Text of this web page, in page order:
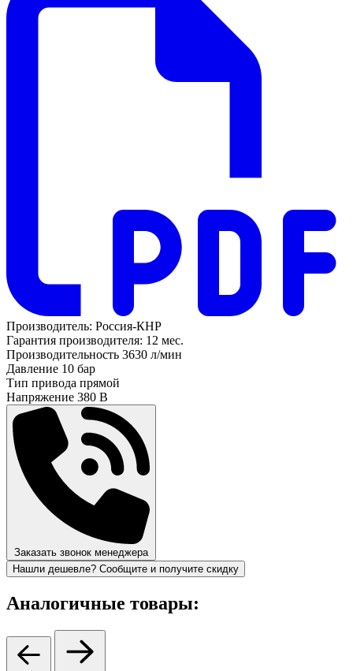
Производитель: Россия-КНР
Гарантия производителя: 12 мес.
Производительность 3630 л/мин
Давление 10 бар
Тип привода прямой
Напряжение 380 В
Заказать звонок менеджера
Нашли дешевле? Сообщите и получите скидку
Аналогичные товары: